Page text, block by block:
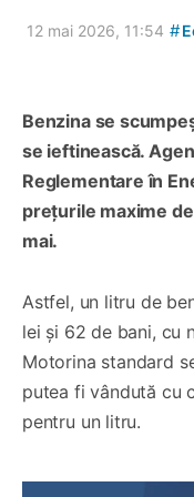
12 mai 2026, 11:54 #
Benzina se
se ieftinească.
Reglementare în
prețurile maxime
mai.
Astfel, un litru de
lei și 62 de bani, cu
Motorina standard
putea fi vândută cu
pentru un litru.